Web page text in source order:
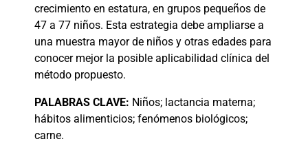
crecimiento en estatura, en grupos pequeños de
47 a 77 niños. Esta estrategia debe ampliarse a
una muestra mayor de niños y otras edades para
conocer mejor la posible aplicabilidad clínica del
método propuesto.
PALABRAS CLAVE: Niños; lactancia materna;
hábitos alimenticios; fenómenos biológicos;
carne.